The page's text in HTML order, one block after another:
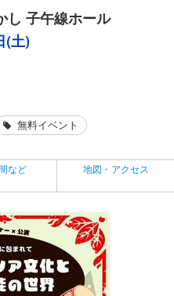
し 子午線ホール
(土)
無料イベント
など 地図・アクセス